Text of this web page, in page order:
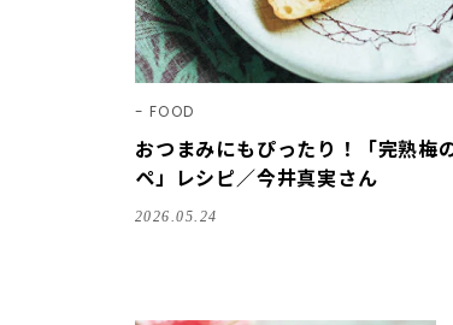
FOOD
おつまみにもぴったり！「完熟梅
ペ」レシピ／今井真実さん
2026.05.24